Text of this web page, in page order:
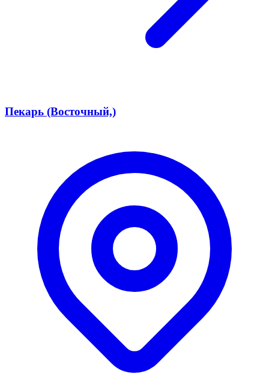
Пекарь (Восточный,)